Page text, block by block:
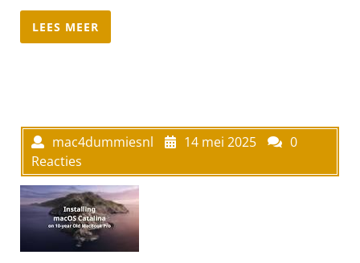
LEES MEER
mac4dummiesnl 14 mei 2025
0
Reacties